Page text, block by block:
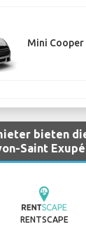
Mini Cooper
bieten
Saint
RENTSCAPE